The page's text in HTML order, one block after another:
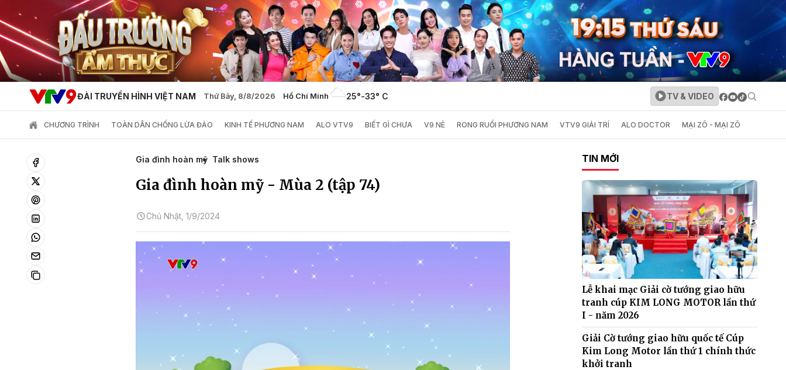
ĐÀI TRUYỀN HÌNH VIỆT NAM Thứ Bảy, 8/8/2026 Hồ Chí Minh 25°-33° C TV & VIDEO
CHƯƠNG TRÌNH TOÀN DÂN CHỐNG LỪA ĐẢO KINH TẾ PHƯƠNG NAM ALO VTV9 BIẾT GÌ CHƯA V9 NÈ RONG RUỔI PHƯƠNG NAM VTV9 GIẢI TRÍ ALO DOCTOR MẠI ZÔ - MẠI ZÔ
Gia đình hoàn mỹ Talk shows
Gia đình hoàn mỹ - Mùa 2 (tập 74)
Chủ Nhật, 1/9/2024
TIN MỚI
Lễ khai mạc Giải cờ tướng giao hữu
tranh cúp KIM LONG MOTOR lần thứ
I - năm 2026
Giải Cờ tướng giao hữu quốc tế Cúp
Kim Long Motor lần thứ 1 chính thức
khởi tranh